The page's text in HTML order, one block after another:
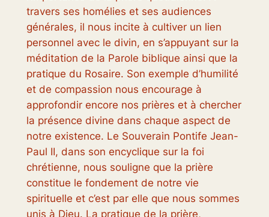
travers ses homélies et ses audiences
générales, il nous incite à cultiver un lien
personnel avec le divin, en s’appuyant sur la
méditation de la Parole biblique ainsi que la
pratique du Rosaire. Son exemple d’humilité
et de compassion nous encourage à
approfondir encore nos prières et à chercher
la présence divine dans chaque aspect de
notre existence. Le Souverain Pontife Jean-
Paul II, dans son encyclique sur la foi
chrétienne, nous souligne que la prière
constitue le fondement de notre vie
spirituelle et c’est par elle que nous sommes
unis à Dieu. La pratique de la prière,